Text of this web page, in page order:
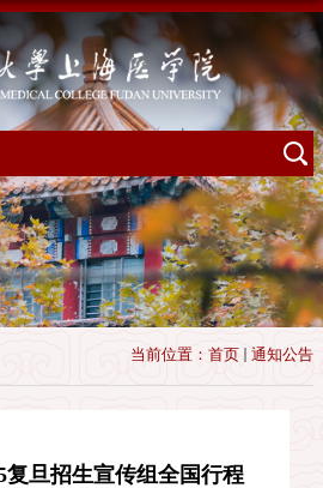
当前位置： 首页 通知公告
复旦招生宣传组全国行程